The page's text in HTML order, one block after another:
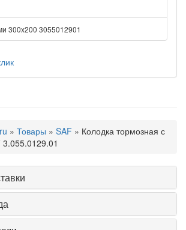
300x200 3055012901
» Товары » SAF » Колодка тормозная с